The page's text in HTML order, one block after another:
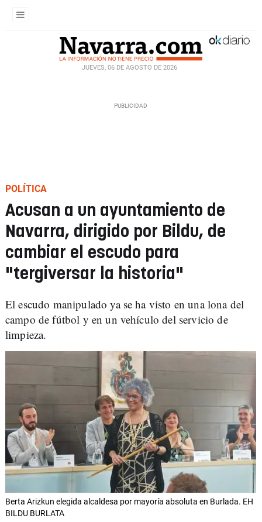
JUEVES, 06 DE AGOSTO DE 2026
POLÍTICA
Acusan a un ayuntamiento de
Navarra, dirigido por Bildu, de
cambiar el escudo para
"tergiversar la historia"
El escudo manipulado ya se ha visto en una lona del
campo de fútbol y en un vehículo del servicio de
limpieza.
Berta Arizkun elegida alcaldesa por mayoría absoluta en Burlada. EH
BILDU BURLATA